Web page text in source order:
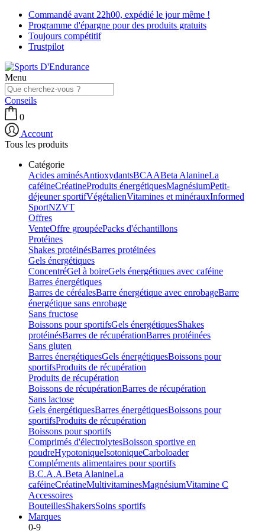
Commandé avant 22h00, expédié le jour même !
Programme d'épargne pour des produits gratuits
Toujours compétitif
Trustpilot
Menu
Conseils
0
Account
Tous les produits
Catégorie
Acides aminésAntioxydantsBCAABeta AlanineLa
caféineCréatineProduits énergétiquesMagnésiumPetit-
déjeuner sportifVégétalienVitamines et minérauxInformed
SportNZVT
Offres
VenteOffre groupéePacks d'échantillons
Protéines
Shakes protéinésBarres protéinées
Gels énergétiques
ConcentréGel à boireGels énergétiques avec caféine
Barres énergétiques
Barres de céréalesBarre énergétique avec enrobageBarre
énergétique sans enrobage
Sans fructose
Boissons pour sportifsGels énergétiquesShakes
protéinésBarres de récupérationBarres protéinées
Sans gluten
Barres énergétiquesGels énergétiquesBoissons pour
sportifsProduits de récupération
Produits de récupération
Boissons de récupérationBarres de récupération
Sans lactose
Gels énergétiquesBarres énergétiquesBoissons pour
sportifsProduits de récupération
Boissons pour sportifs
Comprimés d'électrolytesBoisson sportive en
poudreHypotoniqueIsotoniqueCarboloader
Compléments alimentaires pour sportifs
B.C.A.A.Beta AlanineLa
caféineCréatineMultivitaminesMagnésiumVitamine C
Accessoires
BouteillesShakersSoins sportifs
Marques
0-9